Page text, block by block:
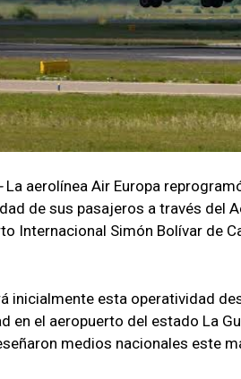
La aerolínea Air Europa
de sus pasajeros a través del
Internacional Simón Bolívar de
inicialmente esta operatividad
en el aeropuerto del estado La
medios nacionales este